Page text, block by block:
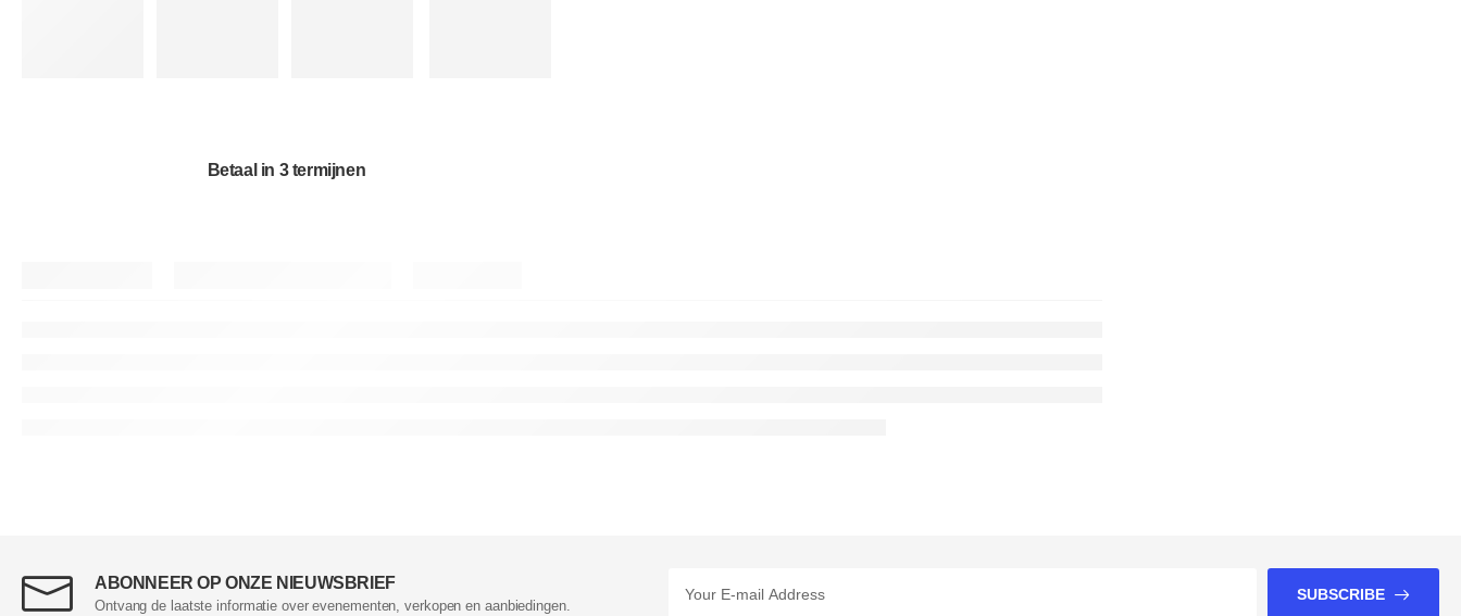
Betaal in 3 termijnen
ABONNEER OP ONZE NIEUWSBRIEF
Ontvang de laatste informatie over evenementen, verkopen en aanbiedingen.
SUBSCRIBE